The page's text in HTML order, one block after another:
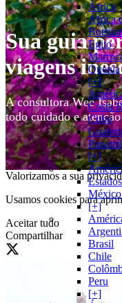
África
África
Egito
Quenia
[+]
Costa
Cuba
Panamá
[+]
México
[+]
Brasil
Chile
Peru
[+]
Sua guia
viagens
A consultora Wee
todo cuidado e
Valorizamos a sua
Usamos cookies para
Aceitar tudo
Compartilhar